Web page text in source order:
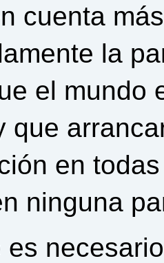
cuenta
la
el mundo
que
en
ninguna
es